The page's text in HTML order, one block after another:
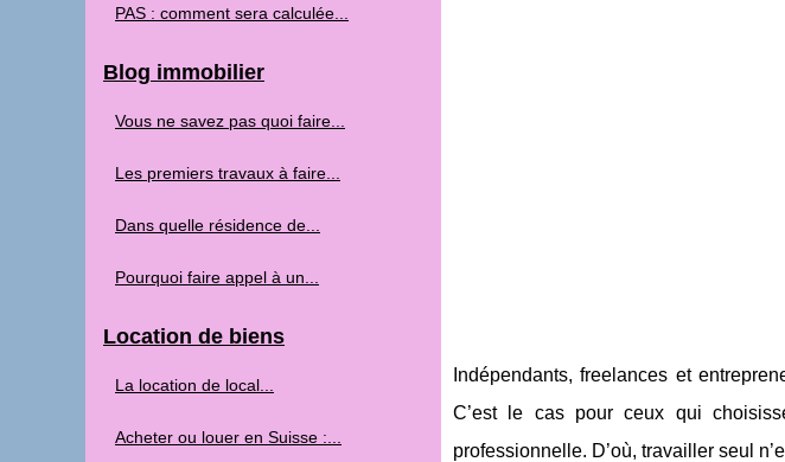
Indépendants, freelances et
C’est le cas pour ceux qui
professionnelle. D’où, travailler seul
PAS : comment sera calculée...
Blog immobilier
Vous ne savez pas quoi faire...
Les premiers travaux à faire...
Dans quelle résidence de...
Pourquoi faire appel à un...
Location de biens
La location de local...
Acheter ou louer en Suisse :...